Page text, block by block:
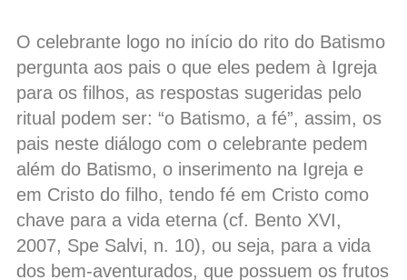
O celebrante logo no início do rito do Batismo
pergunta aos pais o que eles pedem à Igreja
para os filhos, as respostas sugeridas pelo
ritual podem ser: “o Batismo, a fé”, assim, os
pais neste diálogo com o celebrante pedem
além do Batismo, o inserimento na Igreja e
em Cristo do filho, tendo fé em Cristo como
chave para a vida eterna (cf. Bento XVI,
2007, Spe Salvi, n. 10), ou seja, para a vida
dos bem-aventurados, que possuem os frutos